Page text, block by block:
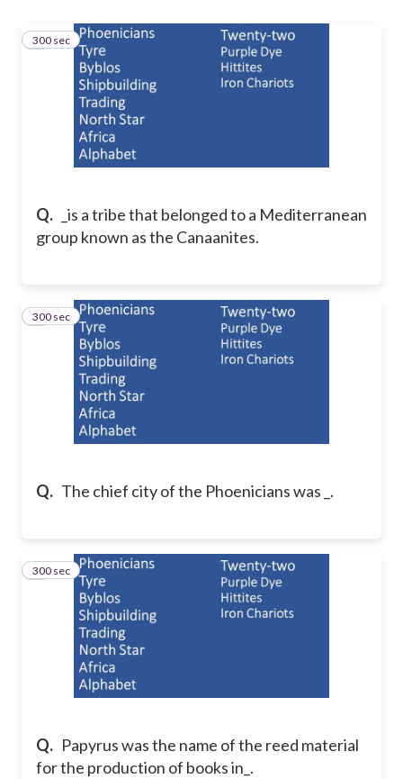
Q.
_is a tribe that belonged to a Mediterranean
group known as the Canaanites.
1
300 sec
Q. The chief city of the Phoenicians was _.
2
300 sec
Q. Papyrus was the name of the reed material
for the production of books in_.
3
300 sec